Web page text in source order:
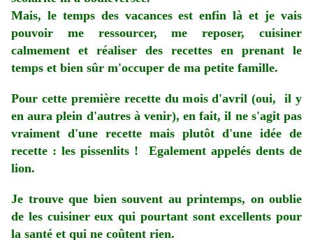
Mais, le temps des vacances est enfin là et je vais
pouvoir me ressourcer, me reposer, cuisiner
calmement et réaliser des recettes en prenant le
temps et bien sûr m'occuper de ma petite famille.
Pour cette première recette du mois d'avril (oui, il y
en aura plein d'autres à venir), en fait, il ne s'agit pas
vraiment d'une recette mais plutôt d'une idée de
recette : les pissenlits ! Egalement appelés dents de
lion.
Je trouve que bien souvent au printemps, on oublie
de les cuisiner eux qui pourtant sont excellents pour
la santé et qui ne coûtent rien.